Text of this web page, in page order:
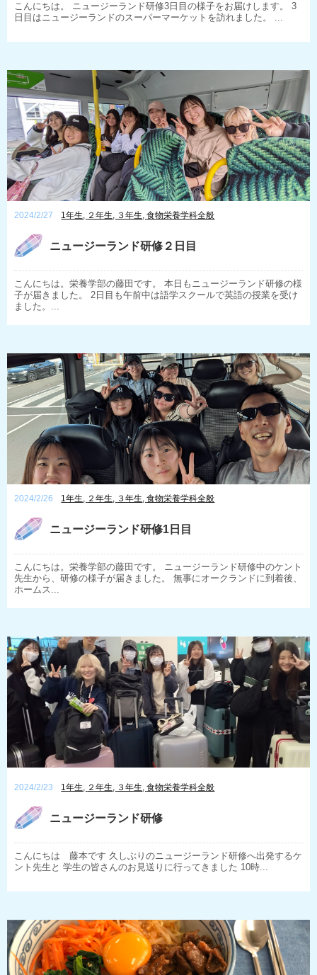
こんにちは。 ニュージーランド研修3日目の様子をお届けします。 3
日目はニュージーランドのスーパーマーケットを訪れました。 ...
2024/2/27 1年生, ２年生, ３年生,食物栄養学科全般
ニュージーランド研修２日目
こんにちは。栄養学部の藤田です。 本日もニュージーランド研修の様
子が届きました。 2日目も午前中は語学スクールで英語の授業を受け
ました。...
2024/2/26 1年生, ２年生, ３年生,食物栄養学科全般
ニュージーランド研修1日目
こんにちは。栄養学部の藤田です。 ニュージーランド研修中のケント
先生から、研修の様子が届きました。 無事にオークランドに到着後、
ホームス...
2024/2/23 1年生, ２年生, ３年生,食物栄養学科全般
ニュージーランド研修
こんにちは 藤本です 久しぶりのニュージーランド研修へ出発するケ
ント先生と 学生の皆さんのお見送りに行ってきました 10時...